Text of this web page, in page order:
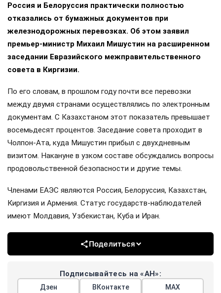
Россия и Белоруссия практически полностью
отказались от бумажных документов при
железнодорожных перевозках. Об этом заявил
премьер-министр Михаил Мишустин на расширенном
заседании Евразийского межправительственного
совета в Киргизии.
По его словам, в прошлом году почти все перевозки
между двумя странами осуществлялись по электронным
документам. С Казахстаном этот показатель превышает
восемьдесят процентов. Заседание совета проходит в
Чолпон-Ата, куда Мишустин прибыл с двухдневным
визитом. Накануне в узком составе обсуждались вопросы
продовольственной безопасности и другие темы.
Членами ЕАЭС являются Россия, Белоруссия, Казахстан,
Киргизия и Армения. Статус государств-наблюдателей
имеют Молдавия, Узбекистан, Куба и Иран.
Поделиться
Подписывайтесь на «АН»:
Дзен ВКонтакте МАХ